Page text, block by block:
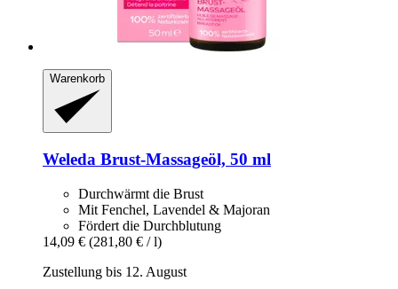
Warenkorb
Weleda Brust-​Massageöl, 50 ml
Durchwärmt die Brust
Mit Fenchel, Lavendel & Majoran
Fördert die Durchblutung
14,09 € (281,80 € / l)
Zustellung bis 12. August